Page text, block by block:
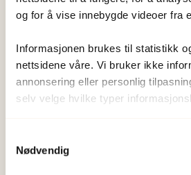
og for å vise innebygde videoer fra
Informasjonen brukes til statistikk
nettsidene våre. Vi bruker ikke
annonsering eller personlig
selv velge hvilke typer
Nødvendig